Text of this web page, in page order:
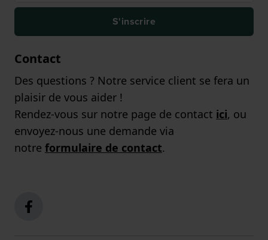
S'inscrire
Contact
Des questions ? Notre service client se fera un
plaisir de vous aider !
Rendez-vous sur notre page de contact ici, ou
envoyez-nous une demande via
notre formulaire de contact.